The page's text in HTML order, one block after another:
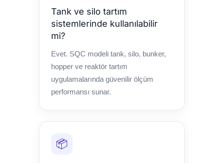
Tank ve silo tartım
sistemlerinde kullanılabilir
mi?
Evet. SQC modeli tank, silo, bunker,
hopper ve reaktör tartım
uygulamalarında güvenilir ölçüm
performansı sunar.
📦